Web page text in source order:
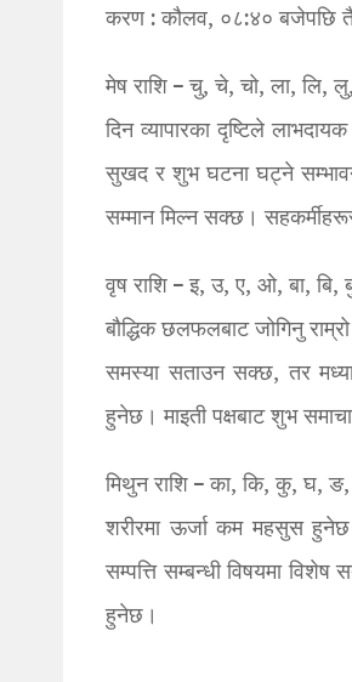
करण : कौलव, ०८:४० बजेपछि
मेष राशि – चु, चे, चो, ला,
दिन व्यापारका दृष्टिले
सुखद र शुभ घटना घट्ने
सम्मान मिल्न सक्छ।
वृष राशि – इ, उ, ए, ओ, बा,
बौद्धिक छलफलबाट जोगिनु
समस्या सताउन सक्छ, तर
हुनेछ। माइती पक्षबाट शुभ
मिथुन राशि – का, कि, कु, घ,
शरीरमा ऊर्जा कम महसुस
सम्पत्ति सम्बन्धी विषयमा
हुनेछ।